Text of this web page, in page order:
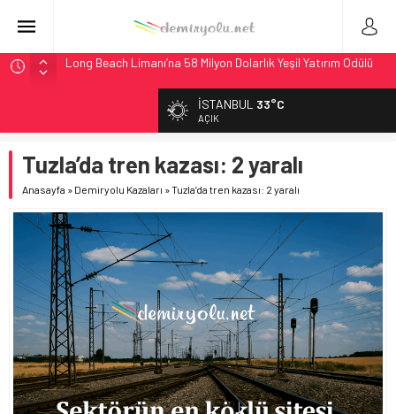
Madrid 6. Hat 2027’de Sürücüsüz: Kapasite %70 Artacak
Laing O’Rourke, 17,2 Milyar Sterlinlik Siparişle Tesis
Tasarrufu
Webuild Tüneli Tamamladı: Lima’da Seyahat 45 Dakikaya
İSTANBUL 33°C
AÇIK
Tuzla’da tren kazası: 2 yaralı
Anasayfa » Demiryolu Kazaları »Tuzla’da tren kazası: 2 yaralı